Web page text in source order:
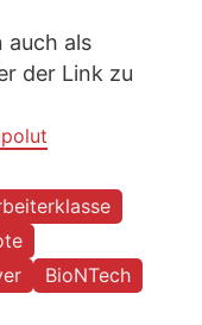
auch als
der Link zu
BioNTech